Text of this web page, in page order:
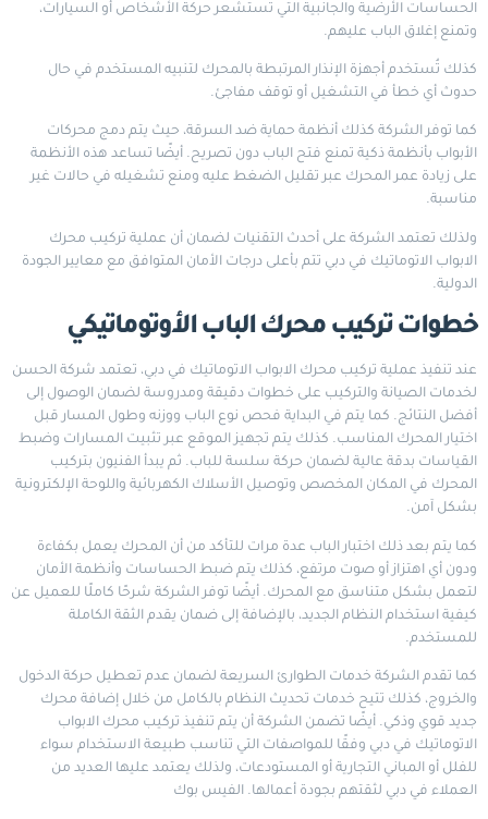
الحساسات الأرضية والجانبية التي تستشعر حركة الأشخاص أو السيارات،
وتمنع إغلاق الباب عليهم.
كذلك تُستخدم أجهزة الإنذار المرتبطة بالمحرك لتنبيه المستخدم في حال
حدوث أي خطأ في التشغيل أو توقف مفاجئ.
كما توفر الشركة كذلك أنظمة حماية ضد السرقة، حيث يتم دمج محركات
الأبواب بأنظمة ذكية تمنع فتح الباب دون تصريح. أيضًا تساعد هذه الأنظمة
على زيادة عمر المحرك عبر تقليل الضغط عليه ومنع تشغيله في حالات غير
مناسبة.
ولذلك تعتمد الشركة على أحدث التقنيات لضمان أن عملية تركيب محرك
الابواب الاتوماتيك في دبي تتم بأعلى درجات الأمان المتوافق مع معايير الجودة
الدولية.
خطوات تركيب محرك الباب الأوتوماتيكي
عند تنفيذ عملية تركيب محرك الابواب الاتوماتيك في دبي، تعتمد شركة الحسن
لخدمات الصيانة والتركيب على خطوات دقيقة ومدروسة لضمان الوصول إلى
أفضل النتائج. كما يتم في البداية فحص نوع الباب ووزنه وطول المسار قبل
اختيار المحرك المناسب. كذلك يتم تجهيز الموقع عبر تثبيت المسارات وضبط
القياسات بدقة عالية لضمان حركة سلسة للباب. ثم يبدأ الفنيون بتركيب
المحرك في المكان المخصص وتوصيل الأسلاك الكهربائية واللوحة الإلكترونية
بشكل آمن.
كما يتم بعد ذلك اختبار الباب عدة مرات للتأكد من أن المحرك يعمل بكفاءة
ودون أي اهتزاز أو صوت مرتفع، كذلك يتم ضبط الحساسات وأنظمة الأمان
لتعمل بشكل متناسق مع المحرك. أيضًا توفر الشركة شرحًا كاملًا للعميل عن
كيفية استخدام النظام الجديد، بالإضافة إلى ضمان يقدم الثقة الكاملة
للمستخدم.
كما تقدم الشركة خدمات الطوارئ السريعة لضمان عدم تعطيل حركة الدخول
والخروج، كذلك تتيح خدمات تحديث النظام بالكامل من خلال إضافة محرك
جديد قوي وذكي. أيضًا تضمن الشركة أن يتم تنفيذ تركيب محرك الابواب
الاتوماتيك في دبي وفقًا للمواصفات التي تناسب طبيعة الاستخدام سواء
للفلل أو المباني التجارية أو المستودعات، ولذلك يعتمد عليها العديد من
العملاء في دبي لثقتهم بجودة أعمالها. الفيس بوك